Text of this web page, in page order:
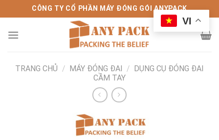
qua
nội
CÔNG TY CỔ PHẦN MÁY ĐÓNG GÓI ANYPACK
TRANG CHỦ / MÁY ĐÓNG ĐAI / DỤNG CỤ ĐÓNG ĐAI
CẦM TAY
VI